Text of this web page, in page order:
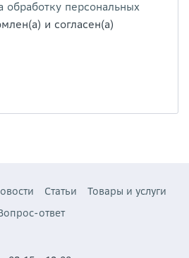
обработку персональных
и согласен(а)
Статьи
Товары и услуги
ответ